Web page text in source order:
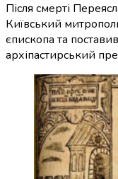
Після смерті
Київський
єпископа та
архіпастирський